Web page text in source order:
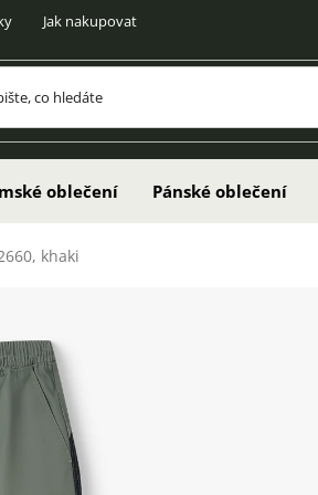
Jak nakupovat
oblečení Pánské oblečení
khaki